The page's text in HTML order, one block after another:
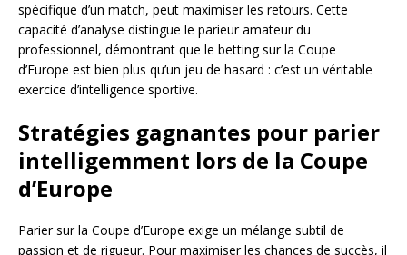
spécifique d’un match, peut maximiser les retours. Cette
capacité d’analyse distingue le parieur amateur du
professionnel, démontrant que le betting sur la Coupe
d’Europe est bien plus qu’un jeu de hasard : c’est un véritable
exercice d’intelligence sportive.
Stratégies gagnantes pour parier
intelligemment lors de la Coupe
d’Europe
Parier sur la Coupe d’Europe exige un mélange subtil de
passion et de rigueur. Pour maximiser les chances de succès, il